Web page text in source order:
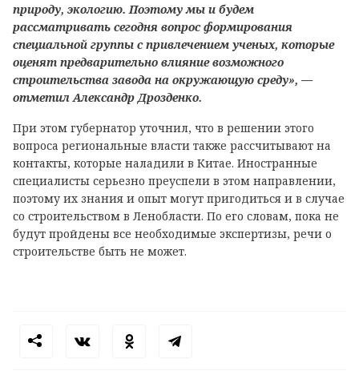
природу, экологию. Поэтому мы и будем
рассматривать сегодня вопрос формирования
специальной группы с привлечением ученых, которые
оценят предварительно влияние возможного
строительства завода на окружающую среду», —
отметил Александр Дрозденко.
При этом губернатор уточнил, что в решении этого
вопроса региональные власти также рассчитывают на
контакты, которые наладили в Китае. Иностранные
специалисты серьезно преуспели в этом направлении,
поэтому их знания и опыт могут пригодиться и в случае
со строительством в Ленобласти. По его словам, пока не
будут пройдены все необходимые экспертизы, речи о
строительстве быть не может.